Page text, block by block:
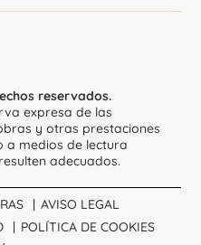
reservados.
expresa de las
y otras prestaciones
a medios de lectura
adecuados.
AVISO LEGAL
POLÍTICA DE COOKIES